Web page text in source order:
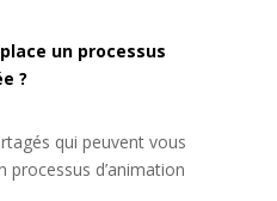
un processus
?
qui peuvent vous
d’animation